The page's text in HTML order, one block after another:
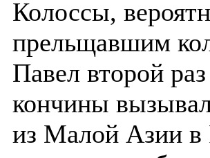
Колоссы,
прельщавшим
Павел второй
кончины
из Малой Азии в